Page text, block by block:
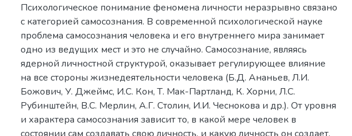
Психологическое понимание феномена личности неразрывно связано
с категорией самосознания. В современной психологической науке
проблема самосознания человека и его внутреннего мира занимает
одно из ведущих мест и это не случайно. Самосознание, являясь
ядерной личностной структурой, оказывает регулирующее влияние
на все стороны жизнедеятельности человека (Б.Д. Ананьев, Л.И.
Божович, У. Джеймс, И.С. Кон, Т. Мак-Партланд, К. Хорни, Л.С.
Рубинштейн, В.С. Мерлин, А.Г. Столин, И.И. Чеснокова и др.). От уровня
и характера самосознания зависит то, в какой мере человек в